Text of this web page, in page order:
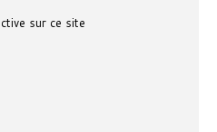
sur ce site